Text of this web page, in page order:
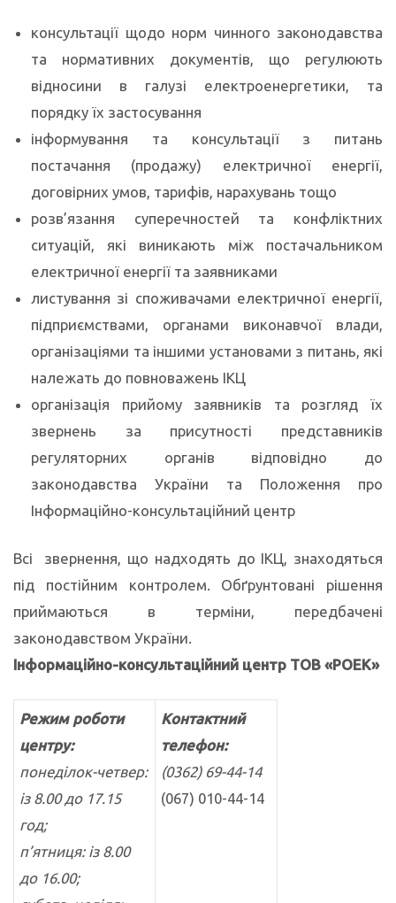
консультації щодо норм чинного законодавства
та нормативних документів, що регулюють
відносини в галузі електроенергетики, та
порядку їх застосування
інформування та консультації з питань
постачання (продажу) електричної енергії,
договірних умов, тарифів, нарахувань тощо
розв’язання суперечностей та конфліктних
ситуацій, які виникають між постачальником
електричної енергії та заявниками
листування зі споживачами електричної енергії,
підприємствами, органами виконавчої влади,
організаціями та іншими установами з питань, які
належать до повноважень ІКЦ
організація прийому заявників та розгляд їх
звернень за присутності представників
регуляторних органів відповідно до
законодавства України та Положення про
Інформаційно-консультаційний центр
Всі звернення, що надходять до ІКЦ, знаходяться
під постійним контролем. Обґрунтовані рішення
приймаються в терміни, передбачені
законодавством України.
Інформаційно-консультаційний центр ТОВ «РОЕК»
Режим роботи
центру:
понеділок-четвер:
із 8.00 до 17.15
год;
п’ятниця: із 8.00
до 16.00;
Контактний
телефон:
(0362) 69-44-14
(067) 010-44-14